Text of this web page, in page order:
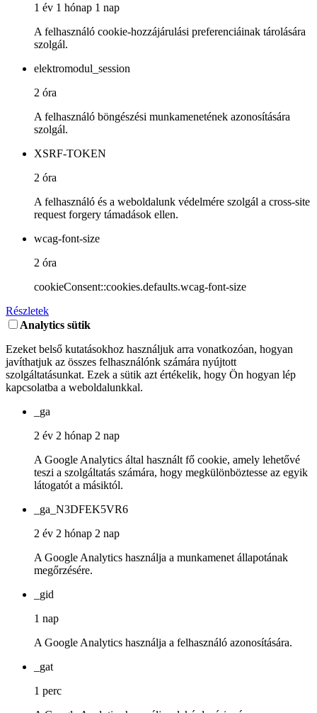
1 év 1 hónap 1 nap
A felhasználó cookie-hozzájárulási preferenciáinak tárolására
szolgál.
elektromodul_session
2 óra
A felhasználó böngészési munkamenetének azonosítására
szolgál.
XSRF-TOKEN
2 óra
A felhasználó és a weboldalunk védelmére szolgál a cross-site
request forgery támadások ellen.
wcag-font-size
2 óra
cookieConsent::cookies.defaults.wcag-font-size
Részletek
Analytics sütik
Ezeket belső kutatásokhoz használjuk arra vonatkozóan, hogyan
javíthatjuk az összes felhasználónk számára nyújtott
szolgáltatásunkat. Ezek a sütik azt értékelik, hogy Ön hogyan lép
kapcsolatba a weboldalunkkal.
_ga
2 év 2 hónap 2 nap
A Google Analytics által használt fő cookie, amely lehetővé
teszi a szolgáltatás számára, hogy megkülönböztesse az egyik
látogatót a másiktól.
_ga_N3DFEK5VR6
2 év 2 hónap 2 nap
A Google Analytics használja a munkamenet állapotának
megőrzésére.
_gid
1 nap
A Google Analytics használja a felhasználó azonosítására.
_gat
1 perc